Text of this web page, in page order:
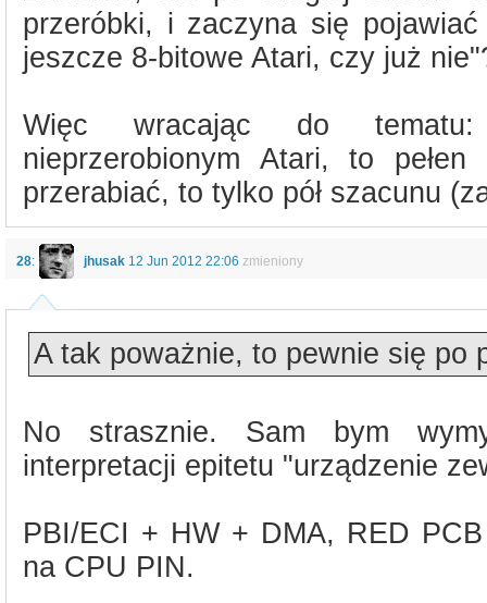
przeróbki, i zaczyna się
jeszcze 8-bitowe Atari, czy już
Więc wracając do
nieprzerobionym Atari, to
przerabiać, to tylko pół szacunu
28: jhusak 12 Jun 2012 22:06 zmieniony
A tak poważnie, to pewnie się po
No strasznie. Sam bym
interpretacji epitetu "urządzenie
PBI/ECI + HW + DMA, RED
na CPU PIN.